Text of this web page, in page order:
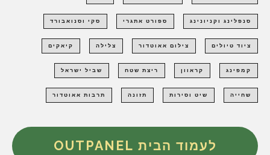
סנפלינג וקניונינג ספורט אתגרי סקי וסנואבורד
ציוד טיולים צילום אאוטדור צלילה קיאקים
קמפינג קראוון ריצת שטח שביל ישראל
שחייה שיט וסירות תזונה תרבות אאוטדור
לעמוד הבית OUTPANEL